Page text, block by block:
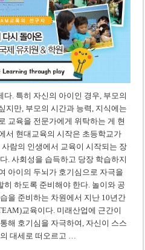
. 특히 자신의 아이인 경우, 부모의
지만, 부모의 시간과 능력, 지식에는
교육을 전문가에게 위탁하는 게 현
서 현대교육의 시작은 초등학교가
람의 인생에서 교육이 시작되는 장
. 사회성을 습득하고 당장 학습하지
아이의 두뇌가 호기심으로 자극을
하도록 준비해야 한다. 놀이와 공
을 준비하는 차원에서 지난 10년간
교육이다. 미래산업에 근간이
해 호기심을 자극하여, 자신이 스스
대세로 떠오르고 …